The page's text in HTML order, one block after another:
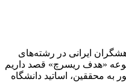
ایرانی در رشته‌های
«هدف ریسرچ» قصد داریم
محققین، اساتید دانشگاه